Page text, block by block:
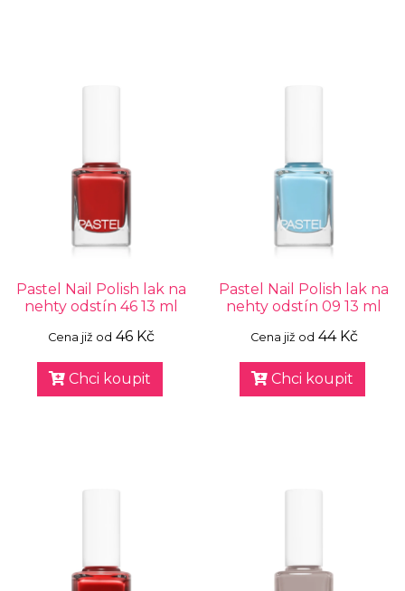
Pastel Nail Polish lak na
nehty odstín 46 13 ml
Cena již od 46 Kč
Chci koupit
Pastel Nail Polish lak na
nehty odstín 09 13 ml
Cena již od 44 Kč
Chci koupit